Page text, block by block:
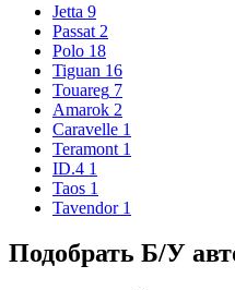
Jetta 9
Passat 2
Polo 18
Tiguan 16
Touareg 7
Amarok 2
Caravelle 1
Teramont 1
ID.4 1
Taos 1
Tavendor 1
Подобрать Б/У